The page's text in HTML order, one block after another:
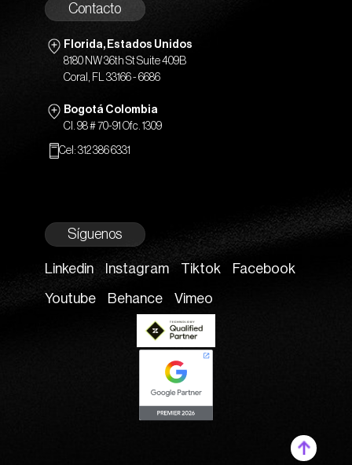
Contacto
Florida, Estados Unidos
8180 NW 36th St Suite 409B
Coral, FL 33166 - 6686
Bogotá Colombia
Cl. 98 # 70-91 Ofc. 1309
Cel: 312 386 6331
Síguenos
Linkedin Instagram Tiktok Facebook
Youtube Behance Vimeo